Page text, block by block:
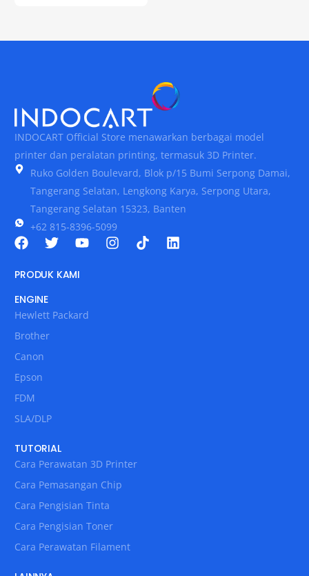
INDOCART Official Store menawarkan berbagai model
printer dan peralatan printing, termasuk 3D Printer.
Ruko Golden Boulevard, Blok p/15 Bumi Serpong Damai,
Tangerang Selatan, Lengkong Karya, Serpong Utara,
Tangerang Selatan 15323, Banten
+62 815-8396-5099
PRODUK KAMI
ENGINE
Hewlett Packard
Brother
Canon
Epson
FDM
SLA/DLP
TUTORIAL
Cara Perawatan 3D Printer
Cara Pemasangan Chip
Cara Pengisian Tinta
Cara Pengisian Toner
Cara Perawatan Filament